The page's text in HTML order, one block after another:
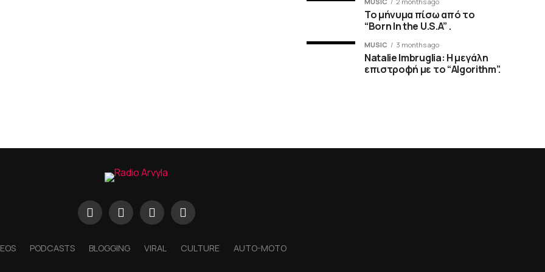
Το μήνυμα πίσω από το
“Born In the U.S.A” .
MUSIC 3 months ago
Natalie Imbruglia: Η μεγάλη
επιστροφή με το “Algorithm”.
PODCASTS BLOGGING VIRAL CULTURE AUTO-MOTO